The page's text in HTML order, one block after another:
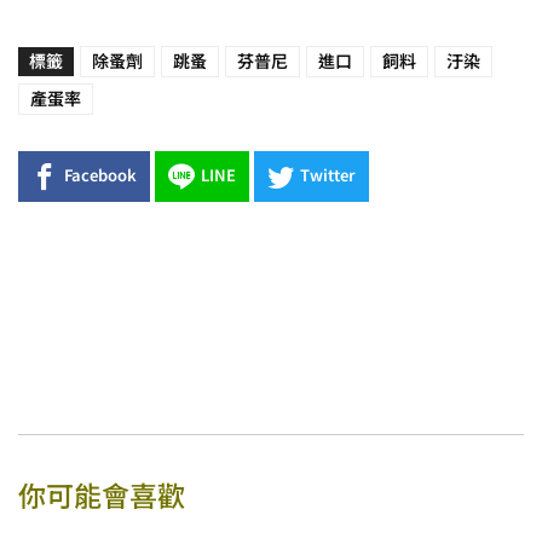
標籤 除蚤劑 跳蚤 芬普尼 進口 飼料 汙染
產蛋率
Facebook LINE Twitter
你可能會喜歡